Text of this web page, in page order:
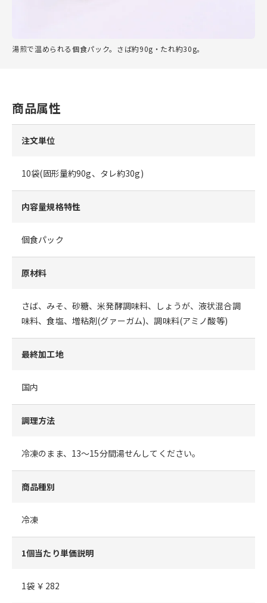
湯煎で温められる個食パック。さば約90g・たれ約30g。
商品属性
注文単位
10袋(固形量約90g、タレ約30g)
内容量規格特性
個食パック
原材料
さば、みそ、砂糖、米発酵調味料、しょうが、液状混合調
味料、食塩、増粘剤(グァーガム)、調味料(アミノ酸等)
最終加工地
国内
調理方法
冷凍のまま、13～15分間湯せんしてください。
商品種別
冷凍
1個当たり単価説明
1袋 ￥282